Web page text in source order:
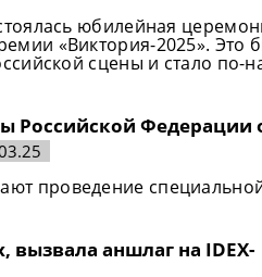
юбилейная
«Виктория-2025». Это
сцены и стало по-
Российской Федерации
проведение
вызвала аншлаг на IDEX-